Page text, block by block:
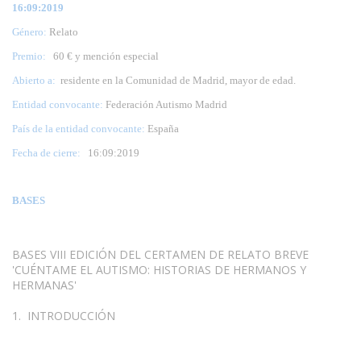
16:09:2019
Género: Relato
Premio:
60 € y mención especial
Abierto a: residente en la Comunidad de Madrid, mayor de edad.
Entidad convocante: Federación Autismo Madrid
País de la entidad convocante: España
Fecha de cierre: 16:09:2019
BASES
BASES VIII EDICIÓN DEL CERTAMEN DE RELATO BREVE
'CUÉNTAME EL AUTISMO: HISTORIAS DE HERMANOS Y
HERMANAS'
1. INTRODUCCIÓN